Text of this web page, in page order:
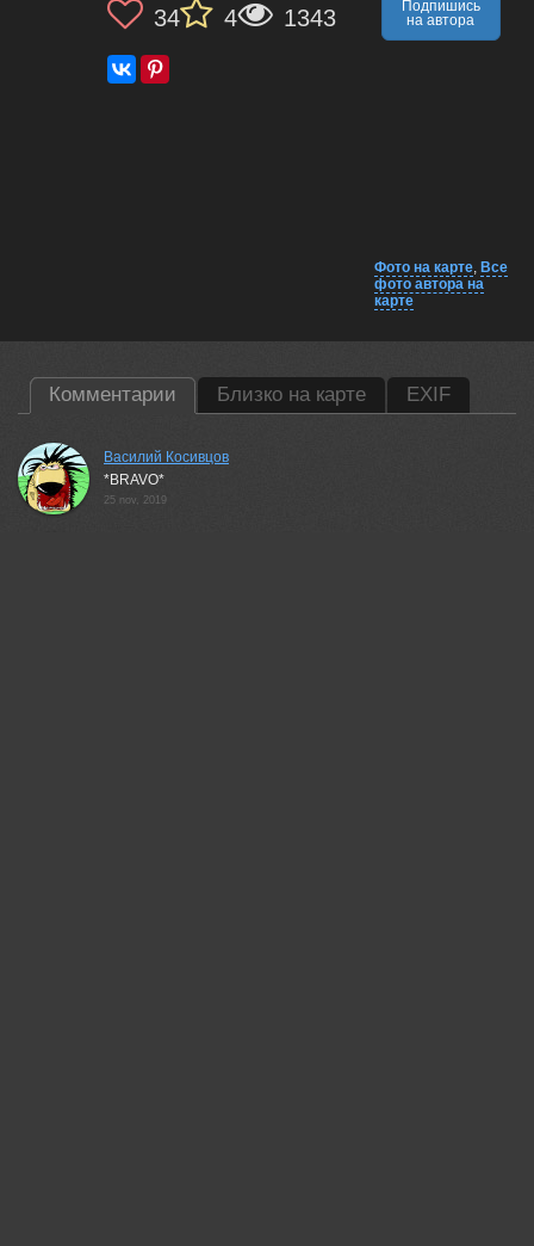
34 4 1343
Подпишись
на автора
Фото на карте, Все
фото автора на
карте
Комментарии Близко на карте EXIF
Василий Косивцов
*BRAVO*
25 nov, 2019